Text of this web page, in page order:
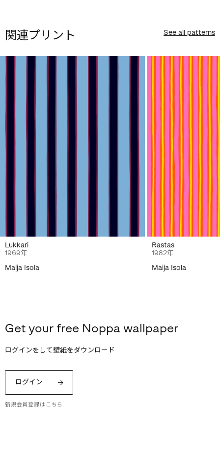
関連プリント See all patterns
Lukkari
1969年
Maija Isola
Rastas
1982年
Maija Isola
Get your free Noppa wallpaper
ログインをして壁紙をダウンロード
ログイン
新規会員登録はこちら